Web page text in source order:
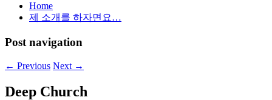
Home
제 소개를 하자면요…
Post navigation
← Previous Next →
Deep Church